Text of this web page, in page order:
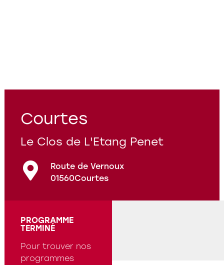
Programmes en cours
Questions fréquentes
Courtes
Le Clos de L'Etang Penet
Route de Vernoux
01560Courtes
PROGRAMME
TERMINÉ
Pour trouver nos
programmes